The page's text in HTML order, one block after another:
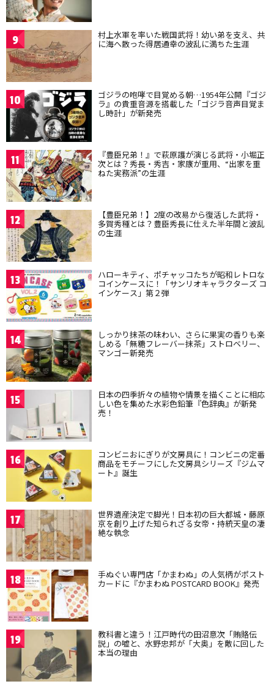
9 村上水軍を率いた戦国武将！幼い弟を支え、共
に海へ散った得居通幸の波乱に満ちた生涯
10 ゴジラの咆哮で目覚める朝…1954年公開『ゴジ
ラ』の貴重音源を搭載した「ゴジラ音声目覚ま
し時計」が新発売
11 『豊臣兄弟！』で萩原護が演じる武将・小堀正
次とは？秀長・秀吉・家康が重用、“出家を重
ねた実務派”の生涯
12 【豊臣兄弟！】2度の改易から復活した武将・
多賀秀種とは？豊臣秀長に仕えた半年間と波乱
の生涯
13 ハローキティ、ポチャッコたちが昭和レトロな
コインケースに！「サンリオキャラクターズ コ
インケース」第２弾
14 しっかり抹茶の味わい、さらに果実の香りも楽
しめる「無糖フレーバー抹茶」ストロベリー、
マンゴー新発売
15 日本の四季折々の植物や情景を描くことに相応
しい色を集めた水彩色鉛筆『色辞典』が新発
売！
16 コンビニおにぎりが文房具に！コンビニの定番
商品をモチーフにした文房具シリーズ『ジムマ
ート』誕生
17 世界遺産決定で脚光！日本初の巨大都城・藤原
京を創り上げた知られざる女帝・持統天皇の凄
絶な執念
18 手ぬぐい専門店「かまわぬ」の人気柄がポスト
カードに『かまわぬ POSTCARD BOOK』発売
19 教科書と違う！江戸時代の田沼意次「賄賂伝
説」の嘘と、水野忠邦が「大奥」を敵に回した
本当の理由